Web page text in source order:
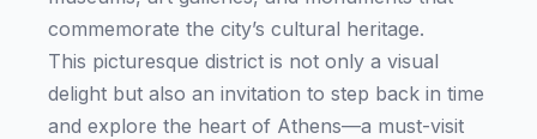
commemorate the city’s cultural heritage.
This picturesque district is not only a visual
delight but also an invitation to step back in time
and explore the heart of Athens—a must-visit